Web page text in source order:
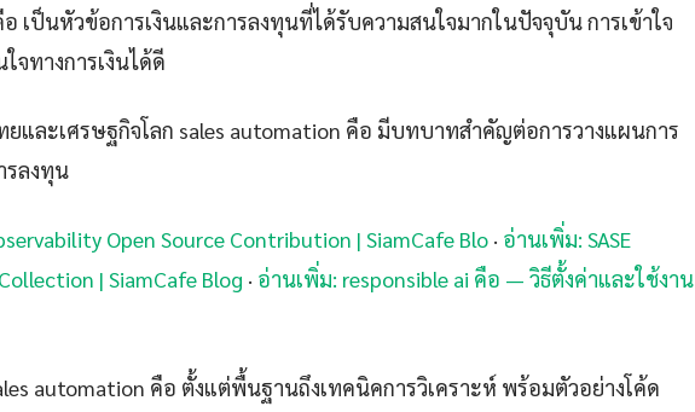
เป็นหัวข้อการเงินและการลงทุนที่ได้รับความสนใจมากในปัจจุบัน การเข้าใจ
จทางการเงินได้ดี
และเศรษฐกิจโลก sales automation คือ มีบทบาทสำคัญต่อการวางแผนการ
รลงทุน
Open Source Contribution | SiamCafe Blo · อ่านเพิ่ม: SASE
| SiamCafe Blog · อ่านเพิ่ม: responsible ai คือ — วิธีตั้งค่าและใช้งาน
automation คือ ตั้งแต่พื้นฐานถึงเทคนิคการวิเคราะห์ พร้อมตัวอย่างโค้ด